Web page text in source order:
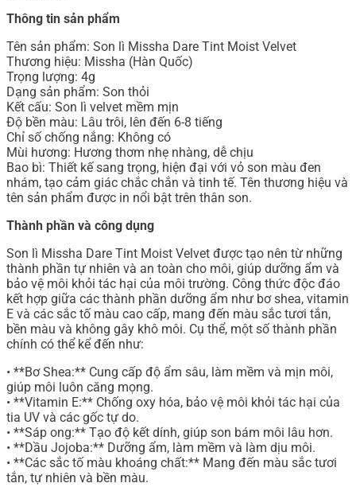
Thông tin sản phẩm
Tên sản phẩm: Son lì Missha Dare Tint Moist Velvet
Thương hiệu: Missha (Hàn Quốc)
Trọng lượng: 4g
Dạng sản phẩm: Son thỏi
Kết cấu: Son lì velvet mềm mịn
Độ bền màu: Lâu trôi, lên đến 6-8 tiếng
Chỉ số chống nắng: Không có
Mùi hương: Hương thơm nhẹ nhàng, dễ chịu
Bao bì: Thiết kế sang trọng, hiện đại với vỏ son màu đen
nhám, tạo cảm giác chắc chắn và tinh tế. Tên thương hiệu và
tên sản phẩm được in nổi bật trên thân son.
Thành phần và công dụng
Son lì Missha Dare Tint Moist Velvet được tạo nên từ những
thành phần tự nhiên và an toàn cho môi, giúp dưỡng ẩm và
bảo vệ môi khỏi tác hại của môi trường. Công thức độc đáo
kết hợp giữa các thành phần dưỡng ẩm như bơ shea, vitamin
E và các sắc tố màu cao cấp, mang đến màu sắc tươi tắn,
bền màu và không gây khô môi. Cụ thể, một số thành phần
chính có thể kể đến như:
• **Bơ Shea:** Cung cấp độ ẩm sâu, làm mềm và mịn môi,
giúp môi luôn căng mọng.
• **Vitamin E:** Chống oxy hóa, bảo vệ môi khỏi tác hại của
tia UV và các gốc tự do.
• **Sáp ong:** Tạo độ kết dính, giúp son bám môi lâu hơn.
• **Dầu Jojoba:** Dưỡng ẩm, làm mềm và làm dịu môi.
• **Các sắc tố màu khoáng chất:** Mang đến màu sắc tươi
tắn, tự nhiên và bền màu.